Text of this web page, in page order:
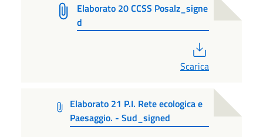
Elaborato 20 CCSS Posalz_signe
d
Scarica
Elaborato 21 P.I. Rete ecologica e
Paesaggio. - Sud_signed